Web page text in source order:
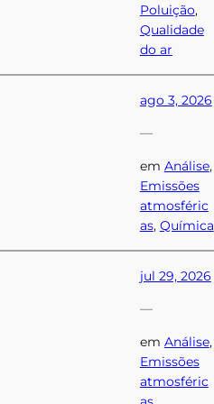
Poluição,
Qualidade
do ar
ago 3, 2026
—
em Análise,
Emissões
atmosféric
as, Química
jul 29, 2026
—
em Análise
Emissões
atmosféric